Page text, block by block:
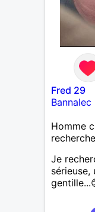
Fred 29
Bannalec
Homme
Je
sérieuse,